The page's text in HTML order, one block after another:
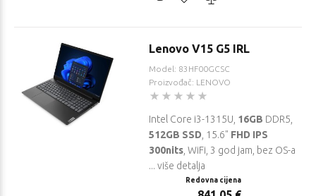
Lenovo V15 G5 IRL
Model: 83HF00GCSC
Proizvođač: LENOVO
Intel Core i3-1315U, 16GB DDR5,
512GB SSD , 15.6" FHD IPS
300nits , WiFi, 3 god jam, bez OS-a
... više detalja
Redovna cijena